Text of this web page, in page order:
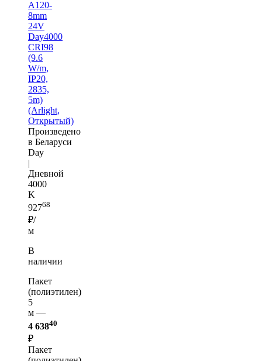
A120-
8mm
24V
Day4000
CRI98
(9.6
W/m,
IP20,
2835,
5m)
(Arlight,
Открытый)
Произведено
в Беларуси
Day
|
Дневной
4000
K
92768
₽/
м
В
наличии
Пакет
(полиэтилен)
5
м —
4 63840
₽
Пакет